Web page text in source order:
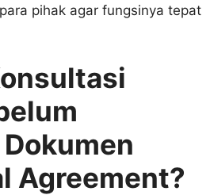
pihak agar fungsinya tepat
Agreement?